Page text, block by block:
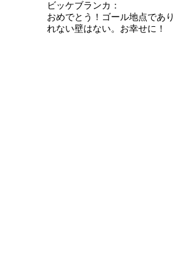
ビッケブランカ：
おめでとう！ゴール地点であ
れない壁はない。お幸せに！